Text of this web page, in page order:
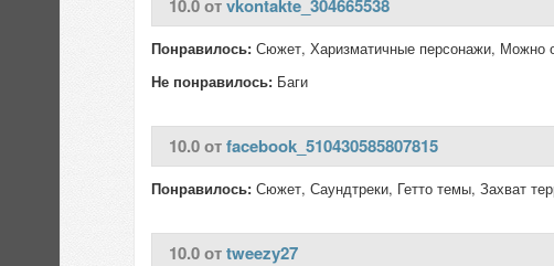
10.0 отvkontakte_304665538
Понравилось: Сюжет, Харизматичные персонажи, Можно
Не понравилось: Баги
10.0 отfacebook_510430585807815
Понравилось: Сюжет, Саундтреки, Гетто темы, Захват
10.0 отtweezy27